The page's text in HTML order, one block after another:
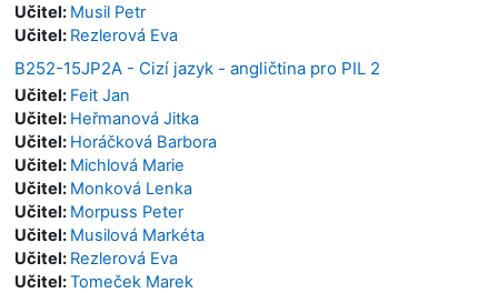
Učitel: Musil Petr
Učitel: Rezlerová Eva
B252-15JP2A - Cizí jazyk - angličtina pro PIL 2
Učitel: Feit Jan
Učitel: Heřmanová Jitka
Učitel: Horáčková Barbora
Učitel: Michlová Marie
Učitel: Monková Lenka
Učitel: Morpuss Peter
Učitel: Musilová Markéta
Učitel: Rezlerová Eva
Učitel:Tomeček Marek